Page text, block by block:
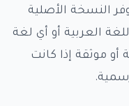
النسخة الأصلية
العربية أو أي لغة
موثقة إذا كانت